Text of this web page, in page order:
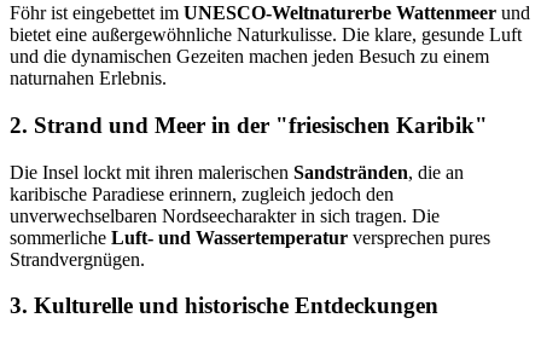
Föhr ist eingebettet im UNESCO-Weltnaturerbe Wattenmeer und
bietet eine außergewöhnliche Naturkulisse. Die klare, gesunde Luft
und die dynamischen Gezeiten machen jeden Besuch zu einem
naturnahen Erlebnis.
2. Strand und Meer in der "friesischen Karibik"
Die Insel lockt mit ihren malerischen Sandstränden, die an
karibische Paradiese erinnern, zugleich jedoch den
unverwechselbaren Nordseecharakter in sich tragen. Die
sommerliche Luft- und Wassertemperatur versprechen pures
Strandvergnügen.
3. Kulturelle und historische Entdeckungen